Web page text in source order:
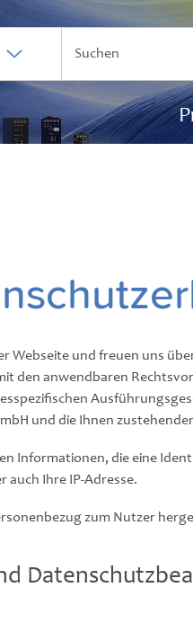
Webseite und freuen uns
den anwendbaren
und die Ihnen
Informationen, die eine
auch Ihre IP-Adresse.
zum Nutzer